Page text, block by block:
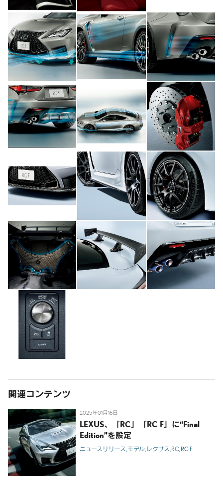
関連コンテンツ
2025年01月16日
LEXUS、「RC」「RC F」に“Final
Edition”を設定
ニュースリリース モデル レクサス RC RC F